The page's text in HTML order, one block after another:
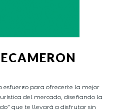
esfuerzo para ofrecerte la mejor
del mercado, diseñando la
que te llevará a disfrutar sin